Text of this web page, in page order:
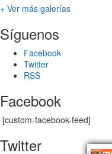
+ Ver más galerías
Síguenos
Facebook
Twitter
RSS
Facebook
[custom-facebook-feed]
Twitter